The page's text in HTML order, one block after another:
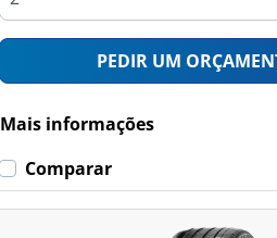
PEDIR UM
Mais informações
Comparar